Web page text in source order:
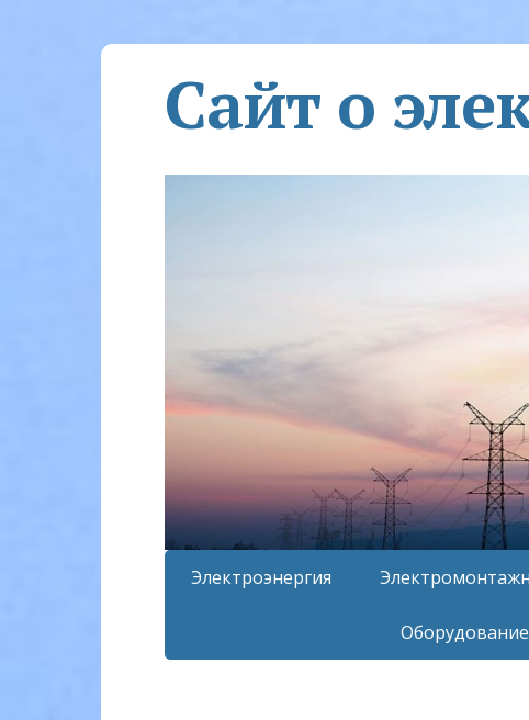
Сайт о
Электроэнергия